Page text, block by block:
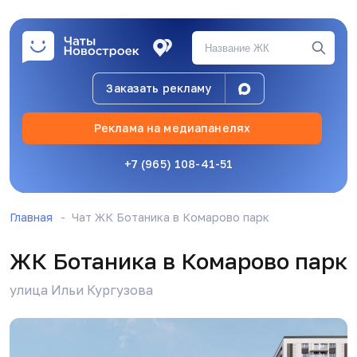
Реклама на медиапанелях
+7 (965) 108-41-51
Заказать рекламу
Главная Чат ЖК Ботаника в Комарово парк
ЖК Ботаника в Комарово парк
улица Ильи Кургузова
Р Ринат Виноградов 17.04.26, 11:43
Добрый день